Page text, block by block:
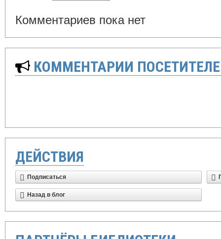
Комментариев пока нет
КОММЕНТАРИИ
ДЕЙСТВИЯ
Подписаться
Назад в блог